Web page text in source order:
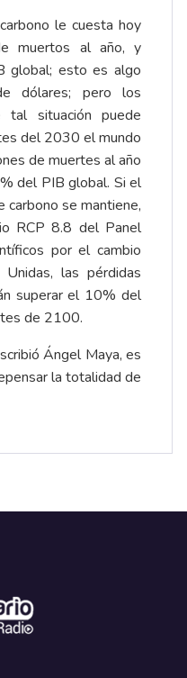
le cuesta hoy
muertos al año, y
global; esto es algo
dólares; pero los
tal situación puede
del 2030 el mundo
de muertes al año
del PIB global. Si el
carbono se mantiene,
RCP 8.8 del Panel
por el cambio
las pérdidas
superar el 10% del
de 2100.
Ángel Maya, es
la totalidad de